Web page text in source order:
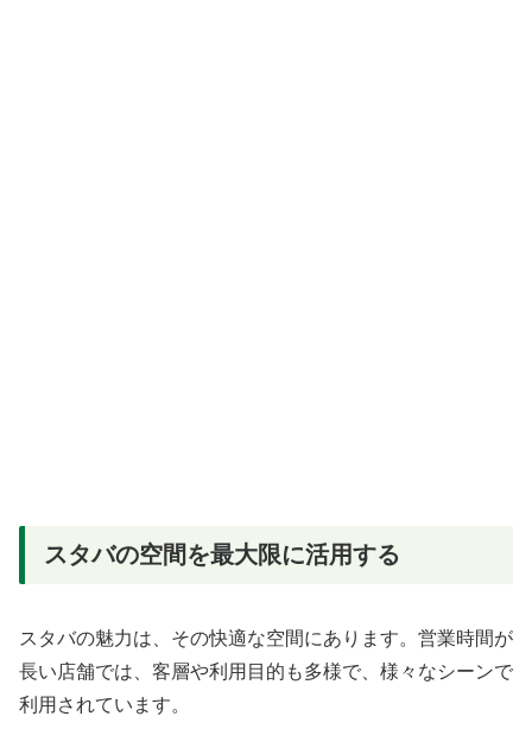
スタバの空間を最大限に活用する
スタバの魅力は、その快適な空間にあります。営業時間が
長い店舗では、客層や利用目的も多様で、様々なシーンで
利用されています。